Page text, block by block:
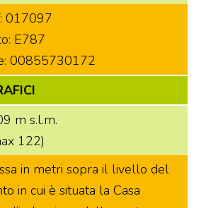
017097
E787
00855730172
m s.l.m.
122)
in metri sopra il livello del
in cui è situata la Casa